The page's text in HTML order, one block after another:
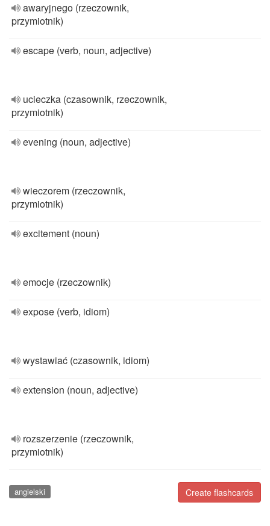
awaryjnego (rzeczownik,
przymiotnik)
escape (verb, noun, adjective)
ucieczka (czasownik, rzeczownik,
przymiotnik)
evening (noun, adjective)
wieczorem (rzeczownik,
przymiotnik)
excitement (noun)
emocje (rzeczownik)
expose (verb, idiom)
wystawiać (czasownik, idiom)
extension (noun, adjective)
rozszerzenie (rzeczownik,
przymiotnik)
Create flashcards
angielski